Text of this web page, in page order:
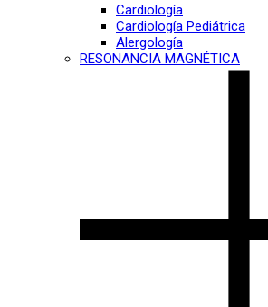
Cardiología
Cardiología Pediátrica
Alergología
RESONANCIA MAGNÉTICA